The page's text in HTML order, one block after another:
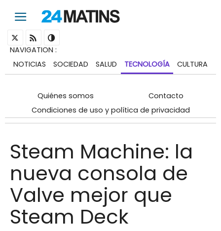
NAVIGATION :
NOTICIAS
SOCIEDAD SALUD TECNOLOGÍA CULTURA
Quiénes somos
Contacto
Condiciones de uso y política de privacidad
Steam Machine: la
nueva consola de
Valve mejor que
Steam Deck